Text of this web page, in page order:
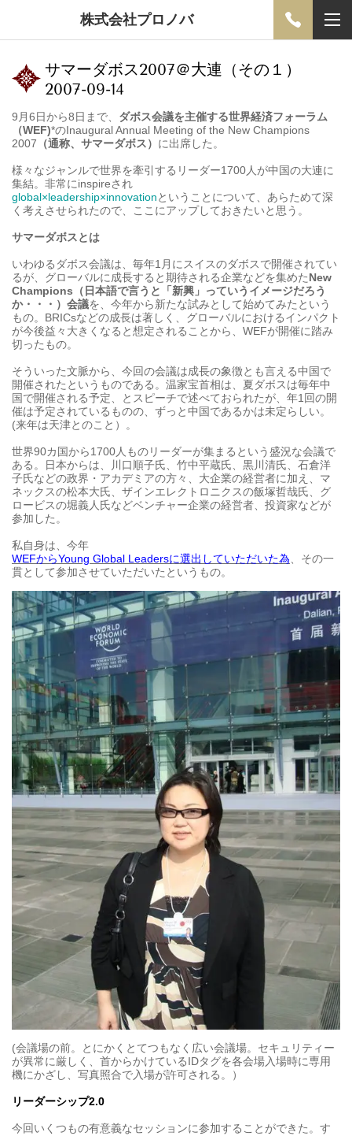
株式会社プロノバ
サマーダボス2007＠大連（その１）
2007-09-14
9月6日から8日まで、 ダボス会議を主催する世界経済フォーラム
（WEF)*のInaugural Annual Meeting of the New Champions
2007 （通称、サマーダボス） に出席した。
様々なジャンルで世界を牽引するリーダー1700人が中国の大連に
集結。非常にinspireされ
global×leadership×innovationということについて、あらためて深
く考えさせられたので、ここにアップしておきたいと思う。
サマーダボスとは
いわゆるダボス会議は、毎年1月にスイスのダボスで開催されてい
るが、グローバルに成長すると期待される企業などを集めたNew
Champions（日本語で言うと「新興」っていうイメージだろう
か・・・）会議を、今年から新たな試みとして始めてみたという
もの。BRICsなどの成長は著しく、グローバルにおけるインパクト
が今後益々大きくなると想定されることから、WEFが開催に踏み
切ったもの。
そういった文脈から、今回の会議は成長の象徴とも言える中国で
開催されたというものである。温家宝首相は、夏ダボスは毎年中
国で開催される予定、とスピーチで述べておられたが、年1回の開
催は予定されているものの、ずっと中国であるかは未定らしい。
(来年は天津とのこと）。
世界90カ国から1700人ものリーダーが集まるという盛況な会議で
ある。日本からは、川口順子氏、竹中平蔵氏、黒川清氏、石倉洋
子氏などの政界・アカデミアの方々、大企業の経営者に加え、マ
ネックスの松本大氏、ザインエレクトロニクスの飯塚哲哉氏、グ
ロービスの堀義人氏などベンチャー企業の経営者、投資家などが
参加した。
私自身は、今年
WEFからYoung Global Leadersに選出していただいた為 、その一
貫として参加させていただいたというもの。
(会議場の前。とにかくとてつもなく広い会議場。セキュリティー
が異常に厳しく、首からかけているIDタグを各会場入場時に専用
機にかざし、写真照合で入場が許可される。）
リーダーシップ2.0
今回いくつもの有意義なセッションに参加することができた。す